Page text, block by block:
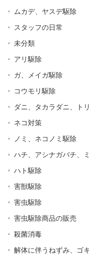
ムカデ、ヤスデ駆除
スタッフの日常
未分類
アリ駆除
ガ、メイガ駆除
コウモリ駆除
ダニ、タカラダニ、ト
ネコ対策
ノミ、ネコノミ駆除
ハチ、アシナガバチ、
ハト駆除
害獣駆除
害虫駆除
害虫駆除商品の販売
殺菌消毒
解体に伴うねずみ、ゴ